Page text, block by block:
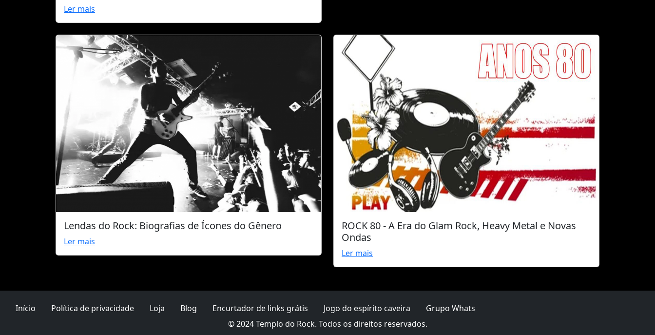
Ler mais
Lendas do Rock: Biografias de Ícones do Gênero
Ler mais
ROCK 80 - A Era do Glam Rock, Heavy Metal e Novas
Ondas
Ler mais
Início Política de privacidade Loja Blog Encurtador de links grátis Jogo do espírito caveira
Grupo Whats
© 2024 Templo do Rock. Todos os direitos reservados.